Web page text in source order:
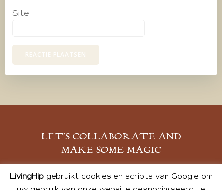
Site
LET’S COLLABORATE AND
MAKE SOME MAGIC
MELD JE AAN
LivingHipgebruikt cookies en scripts van Google om